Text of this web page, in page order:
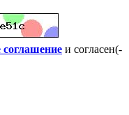
соглашение и согласен(-